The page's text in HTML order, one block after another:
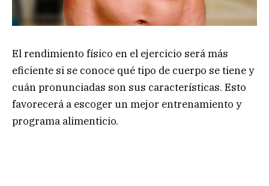
El rendimiento físico en el ejercicio será más
eficiente si se conoce qué tipo de cuerpo se tiene y
cuán pronunciadas son sus características. Esto
favorecerá a escoger un mejor entrenamiento y
programa alimenticio.